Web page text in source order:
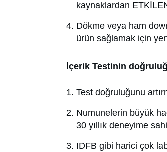
kaynaklardan
Dökme veya ham
ürün sağlamak için
İçerik Testinin
Test doğruluğunu
Numunelerin büyük
30 yıllık deneyime
IDFB gibi harici çok